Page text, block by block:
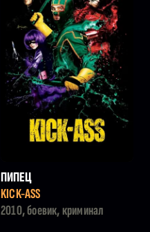
ПИПЕЦ
KICK-ASS
2010, боевик, криминал